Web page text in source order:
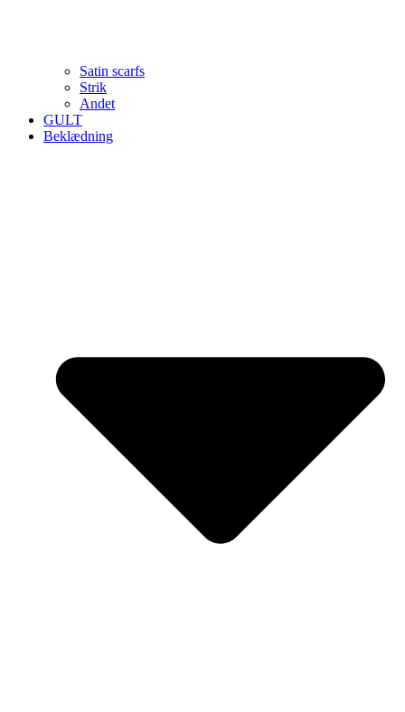
Satin scarfs
Strik
Andet
GULT
Beklædning